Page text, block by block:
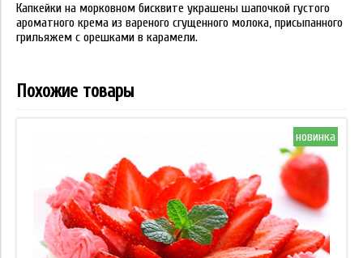
Капкейки на морковном бисквите украшены шапочкой густого
ароматного крема из вареного сгущенного молока, присыпанного
грильяжем с орешками в карамели.
Похожие товары
новинка